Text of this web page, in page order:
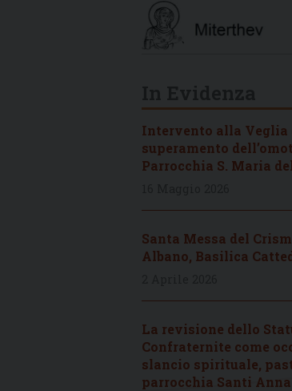
Intervento alla Veglia
superamento
Parrocchia S. Maria
Santa Messa del
Albano, Basilica
La revisione dello
Confraternite come
slancio spirituale,
parrocchia Santi